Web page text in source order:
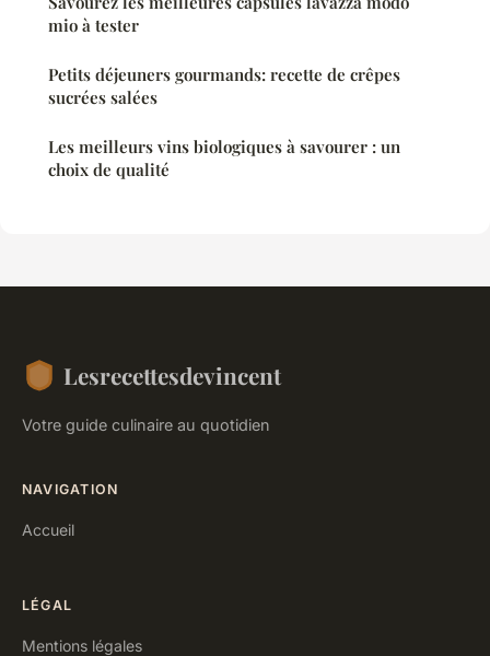
mio à tester
Petits déjeuners gourmands: recette de crêpes
sucrées salées
Les meilleurs vins biologiques à savourer : un
choix de qualité
Lesrecettesdevincent
Votre guide culinaire au quotidien
NAVIGATION
Accueil
LÉGAL
Mentions légales